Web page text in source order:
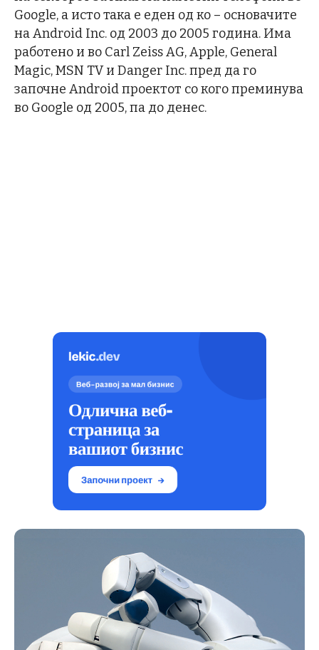
Google, а исто така е еден од ко – основачите
на Android Inc. од 2003 до 2005 година. Има
работено и во Carl Zeiss AG, Apple, General
Magic, MSN TV и Danger Inc. пред да го
започне Android проектот со кого преминува
во Google од 2005, па до денес.